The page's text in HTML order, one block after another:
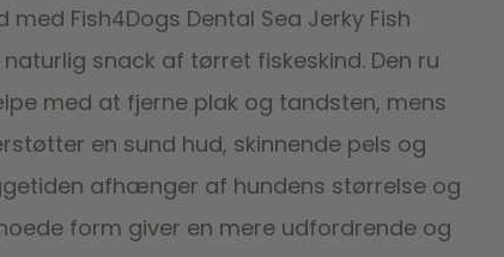
Fish4Dogs Dental Sea Jerky Fish
naturlig snack af tørret fiskeskind. Den ru
med at fjerne plak og tandsten, mens
en sund hud, skinnende pels og
afhænger af hundens størrelse og
form giver en mere udfordrende og